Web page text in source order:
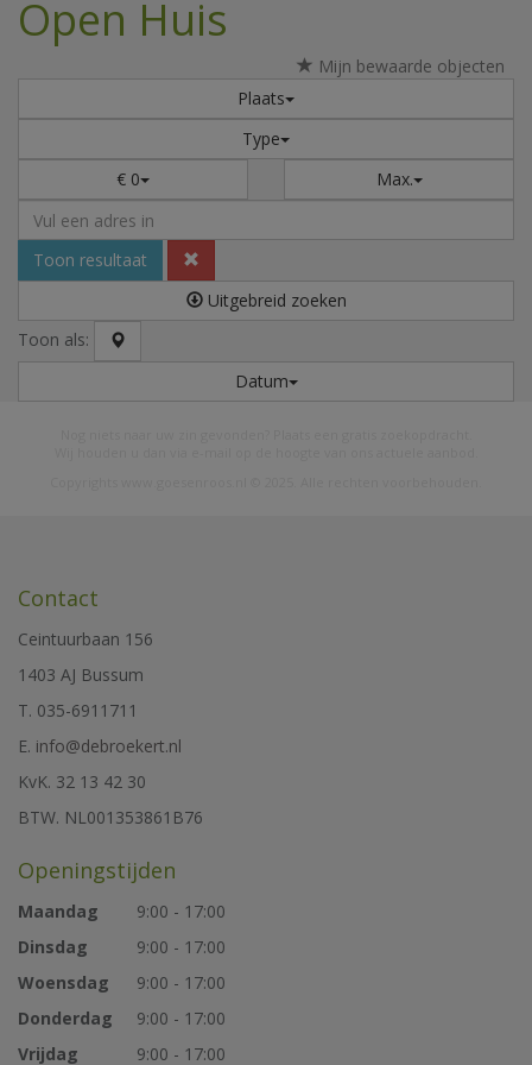
Open Huis
Mijn bewaarde objecten
Plaats
Type
€ 0
Max.
Toon resultaat
Uitgebreid zoeken
Toon als:
Datum
Contact
Ceintuurbaan 156
1403 AJ Bussum
T. 035-6911711
E. info@debroekert.nl
KvK. 32 13 42 30
BTW. NL001353861B76
Openingstijden
Maandag
9:00 - 17:00
Dinsdag
9:00 - 17:00
Woensdag
9:00 - 17:00
Donderdag
9:00 - 17:00
Vrijdag
9:00 - 17:00